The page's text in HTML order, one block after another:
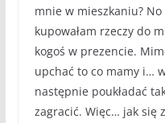
mnie w mieszkaniu?
kupowałam rzeczy do
kogoś w prezencie.
upchać to co mamy i…
następnie poukładać
zagracić. Więc… jak się